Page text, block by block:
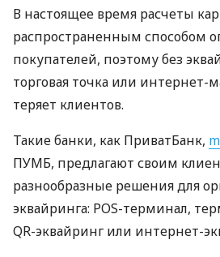
В настоящее время расчеты
распространенным способом
покупателей, поэтому без
торговая точка или интернет-
теряет клиентов.
Такие банки, как ПриватБанк,
ПУМБ, предлагают своим
разнообразные решения для
эквайринга: POS-терминал,
QR-эквайринг или интернет-